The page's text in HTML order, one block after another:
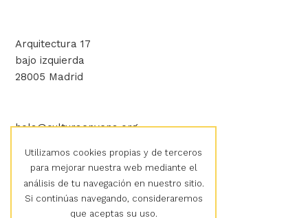
Arquitectura 17
bajo izquierda
28005 Madrid
hola@culturaenvena.org
Aviso legal
Política de privacidad
Política de cookies
Utilizamos cookies propias y de terceros
para mejorar nuestra web mediante el
análisis de tu navegación en nuestro sitio.
Si continúas navegando, consideraremos
que aceptas su uso.